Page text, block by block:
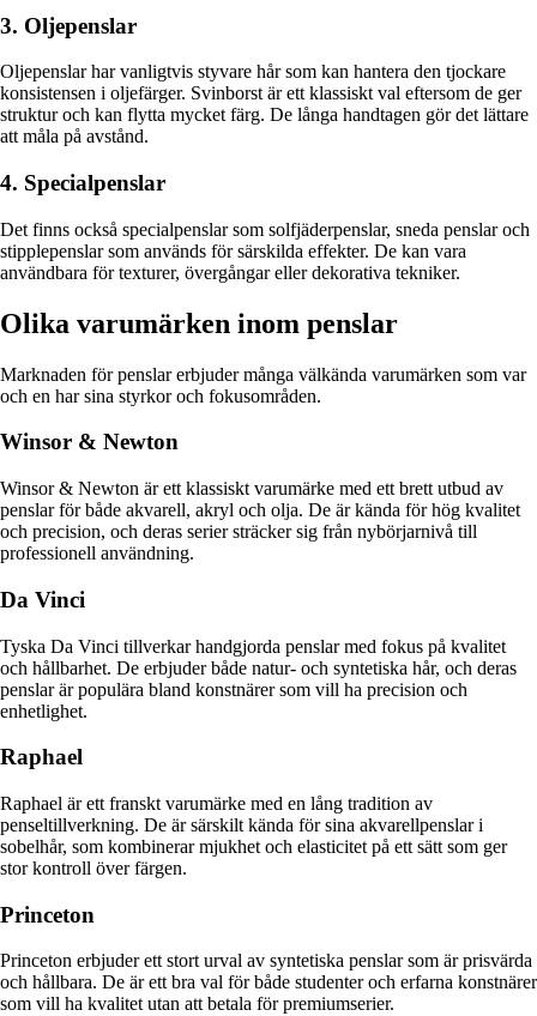
3. Oljepenslar
Oljepenslar har vanligtvis styvare hår som kan hantera den tjockare
konsistensen i oljefärger. Svinborst är ett klassiskt val eftersom de ger
struktur och kan flytta mycket färg. De långa handtagen gör det lättare
att måla på avstånd.
4. Specialpenslar
Det finns också specialpenslar som solfjäderpenslar, sneda penslar och
stipplepenslar som används för särskilda effekter. De kan vara
användbara för texturer, övergångar eller dekorativa tekniker.
Olika varumärken inom penslar
Marknaden för penslar erbjuder många välkända varumärken som var
och en har sina styrkor och fokusområden.
Winsor & Newton
Winsor & Newton är ett klassiskt varumärke med ett brett utbud av
penslar för både akvarell, akryl och olja. De är kända för hög kvalitet
och precision, och deras serier sträcker sig från nybörjarnivå till
professionell användning.
Da Vinci
Tyska Da Vinci tillverkar handgjorda penslar med fokus på kvalitet
och hållbarhet. De erbjuder både natur- och syntetiska hår, och deras
penslar är populära bland konstnärer som vill ha precision och
enhetlighet.
Raphael
Raphael är ett franskt varumärke med en lång tradition av
penseltillverkning. De är särskilt kända för sina akvarellpenslar i
sobelhår, som kombinerar mjukhet och elasticitet på ett sätt som ger
stor kontroll över färgen.
Princeton
Princeton erbjuder ett stort urval av syntetiska penslar som är prisvärda
och hållbara. De är ett bra val för både studenter och erfarna konstnärer
som vill ha kvalitet utan att betala för premiumserier.